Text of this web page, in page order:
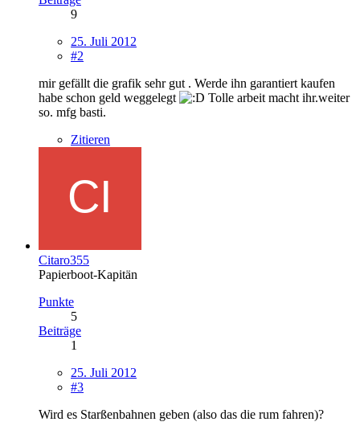
9
25. Juli 2012
#2
mir gefällt die grafik sehr gut . Werde ihn garantiert kaufen
habe schon geld weggelegt
Tolle arbeit macht ihr.weiter
so. mfg basti.
Zitieren
Citaro355
Papierboot-Kapitän
Punkte
5
Beiträge
1
25. Juli 2012
#3
Wird es Starßenbahnen geben (also das die rum fahren)?